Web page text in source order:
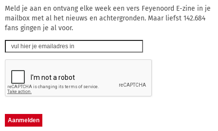
Meld je aan en ontvang elke week een vers Feyenoord E-zine in je
mailbox met al het nieuws en achtergronden. Maar liefst 142.684
fans gingen je al voor.